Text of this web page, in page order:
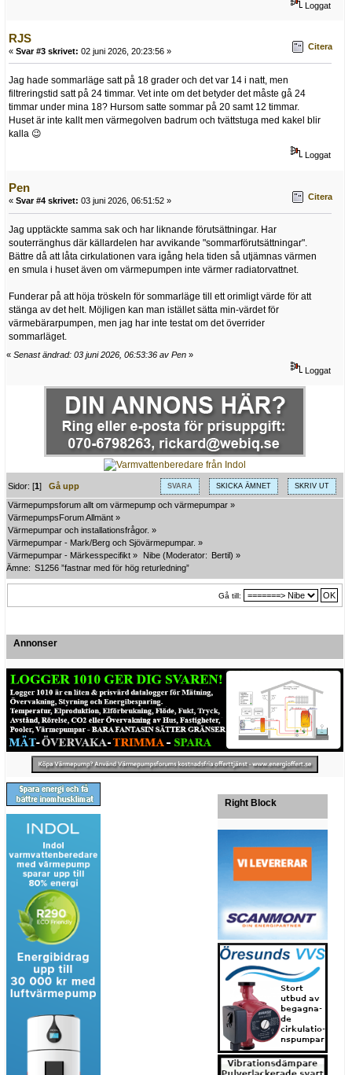
Loggat
RJS
« Svar #3 skrivet: 02 juni 2026, 20:23:56 » Citera
Jag hade sommarläge satt på 18 grader och det var 14 i natt, men
filtreringstid satt på 24 timmar. Vet inte om det betyder det måste gå 24
timmar under mina 18? Hursom satte sommar på 20 samt 12 timmar.
Huset är inte kallt men värmegolven badrum och tvättstuga med kakel blir
kalla 😉
Loggat
Pen
« Svar #4 skrivet: 03 juni 2026, 06:51:52 » Citera
Jag upptäckte samma sak och har liknande förutsättningar. Har
souterränghus där källardelen har avvikande "sommarförutsättningar".
Bättre då att låta cirkulationen vara igång hela tiden så utjämnas värmen
en smula i huset även om värmepumpen inte värmer radiatorvattnet.
Funderar på att höja tröskeln för sommarläge till ett orimligt värde för att
stänga av det helt. Möjligen kan man istället sätta min-värdet för
värmebärarpumpen, men jag har inte testat om det överrider
sommarläget.
« Senast ändrad: 03 juni 2026, 06:53:36 av Pen »
Loggat
SVARA SKICKA ÄMNET SKRIV UT
Sidor: [1]Gå upp
Värmepumpsforum allt om värmepump och värmepumpar »
VärmepumpsForum Allmänt »
Värmepumpar och installationsfrågor. »
Värmepumpar - Mark/Berg och Sjövärmepumpar. »
Värmepumpar - Märkesspecifikt » Nibe (Moderator: Bertil) »
Ämne: S1256 ”fastnar med för hög returledning”
Gå till:
Annonser
Right Block